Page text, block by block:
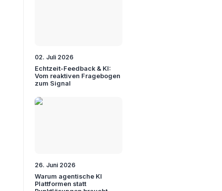
02. Juli 2026
Echtzeit-Feedback & KI:
Vom reaktiven Fragebogen
zum Signal
26. Juni 2026
Warum agentische KI
Plattformen statt